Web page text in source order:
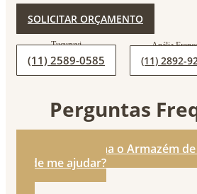
SOLICITAR ORÇAMENTO
(11) 2589-0585 (11) 2892-
Perguntas
1. De que forma o Armazém
pode me ajudar?